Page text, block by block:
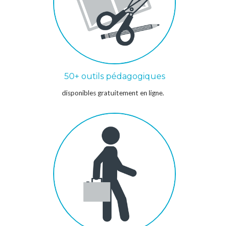
50+ outils pédagogiques
disponibles gratuitement en ligne.